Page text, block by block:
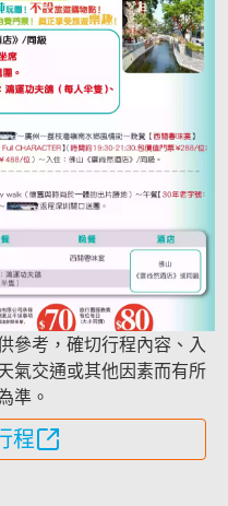
參考，確切行程內容、入
氣交通或其他因素而有所
準。
程